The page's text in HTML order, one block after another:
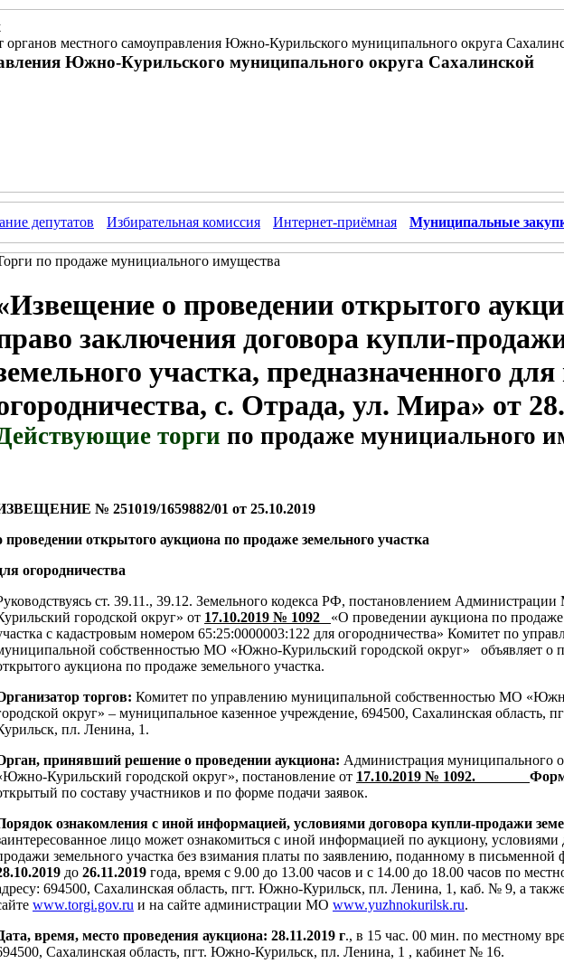
местного самоуправления Южно-Курильского муниципального округа
Южно-Курильского муниципального округа Сахалинской
депутатов Избирательная комиссия Интернет-приёмная Муниципальные
по продаже мунициального имущества
о проведении открытого
заключения договора купли-
участка, предназначенного для
с. Отрада, ул. Мира» от
торги по продаже мунициального
№ 251019/1659882/01 от 25.10.2019
проведении открытого аукциона по продаже земельного участка
огородничества
ст. 39.11., 39.12. Земельного кодекса РФ, постановлением
городской округ» от 17.10.2019 № 1092 «О проведении аукциона по продаже
с кадастровым номером 65:25:0000003:122 для огородничества» Комитет по
собственностью МО «Южно-Курильский городской округ» объявляет о
аукциона по продаже земельного участка.
торгов: Комитет по управлению муниципальной собственностью МО
округ» – муниципальное казенное учреждение, 694500, Сахалинская область,
пл. Ленина, 1.
принявший решение о проведении аукциона: Администрация муниципального
Курильский городской округ», постановление от 17.10.2019 № 1092.
по составу участников и по форме подачи заявок.
ознакомления с иной информацией, условиями договора купли-продажи
лицо может ознакомиться с иной информацией по аукциону, условиями
земельного участка без взимания платы по заявлению, поданному в письменной
до 26.11.2019 года, время с 9.00 до 13.00 часов и с 14.00 до 18.00 часов по
694500, Сахалинская область, пгт. Южно-Курильск, пл. Ленина, 1, каб. № 9, а
www.torgi.gov.ru и на сайте администрации МО www.yuzhnokurilsk.ru.
время, место проведения аукциона: 28.11.2019 г., в 15 час. 00 мин. по местному
Сахалинская область, пгт. Южно-Курильск, пл. Ленина, 1 , кабинет № 16.